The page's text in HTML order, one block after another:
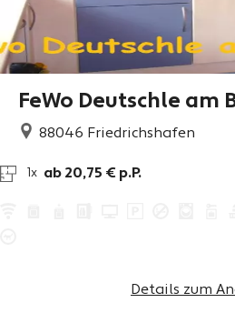
FeWo Deutschle am
88046 Friedrichshafen
1x ab 20,75 € p.P.
Details zum